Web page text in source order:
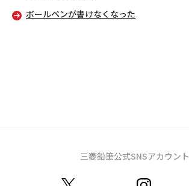
ボールペンが書けなくなった
三菱鉛筆公式SNSアカウント